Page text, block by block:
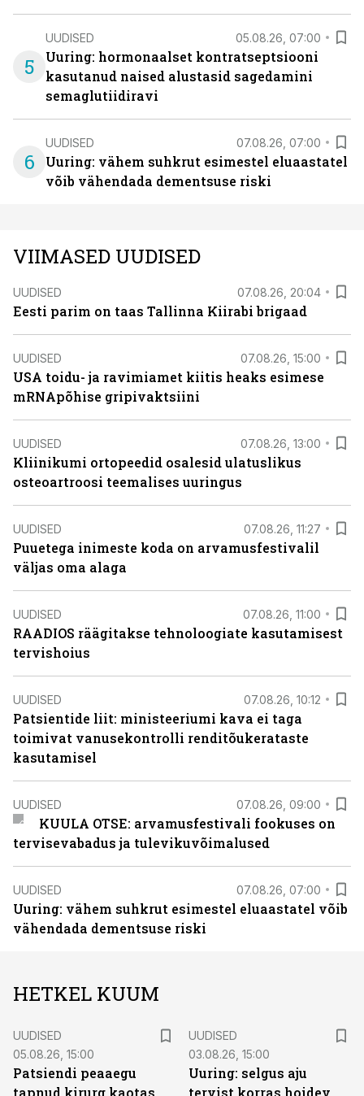
5
UUDISED 05.08.26, 07:00
Uuring: hormonaalset kontratseptsiooni
kasutanud naised alustasid sagedamini
semaglutiidiravi
6
UUDISED 07.08.26, 07:00
Uuring: vähem suhkrut esimestel eluaastatel
võib vähendada dementsuse riski
VIIMASED UUDISED
UUDISED 07.08.26, 20:04
Eesti parim on taas Tallinna Kiirabi brigaad
UUDISED 07.08.26, 15:00
USA toidu- ja ravimiamet kiitis heaks esimese
mRNApõhise gripivaktsiini
UUDISED 07.08.26, 13:00
Kliinikumi ortopeedid osalesid ulatuslikus
osteoartroosi teemalises uuringus
UUDISED 07.08.26, 11:27
Puuetega inimeste koda on arvamusfestivalil
väljas oma alaga
UUDISED 07.08.26, 11:00
RAADIOS räägitakse tehnoloogiate kasutamisest
tervishoius
UUDISED 07.08.26, 10:12
Patsientide liit: ministeeriumi kava ei taga
toimivat vanusekontrolli renditõukerataste
kasutamisel
UUDISED 07.08.26, 09:00
KUULA OTSE: arvamusfestivali fookuses on
tervisevabadus ja tulevikuvõimalused
UUDISED 07.08.26, 07:00
Uuring: vähem suhkrut esimestel eluaastatel võib
vähendada dementsuse riski
HETKEL KUUM
UUDISED
05.08.26, 15:00
Patsiendi peaaegu
tapnud kirurg kaotas
UUDISED
03.08.26, 15:00
Uuring: selgus aju
tervist korras hoidev